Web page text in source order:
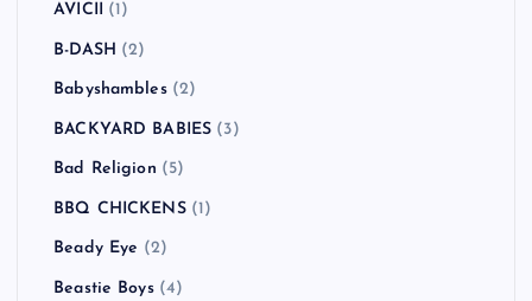
AVICII (1)
B-DASH (2)
Babyshambles(2)
BACKYARD BABIES (3)
Bad Religion (5)
BBQ CHICKENS(1)
Beady Eye (2)
Beastie Boys(4)